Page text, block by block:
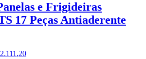
e Frigideiras
17 Peças Antiaderente
2.111 ,20